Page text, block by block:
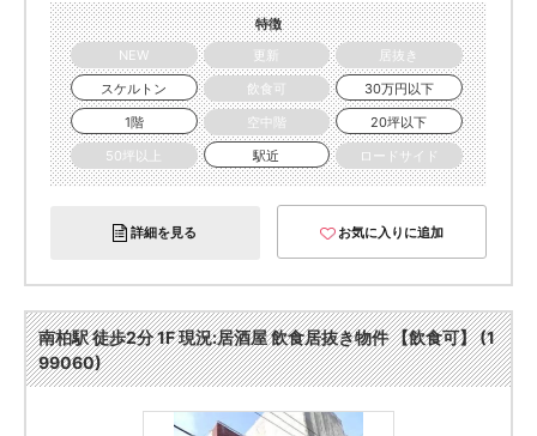
特徴
NEW
更新
居抜き
スケルトン
飲食可
30万円以下
1階
空中階
20坪以下
50坪以上
駅近 ロードサイド
詳細を見る お気に入りに追加
南柏駅 徒歩2分 1F 現況:居酒屋 飲食居抜き物件 【飲食可】 (1
99060)